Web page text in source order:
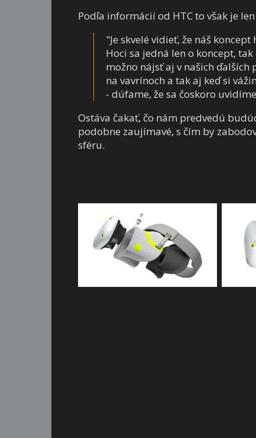
Podľa informácií od HTC to však je
"Je skvelé vidieť, že náš
Hoci sa jedná len o koncept,
možno nájsť aj v našich
na vavrínoch a tak aj keď si
- dúfame, že sa čoskoro
Ostáva čakať, čo nám predvedú
podobne zaujímavé, s čím by
sféru.